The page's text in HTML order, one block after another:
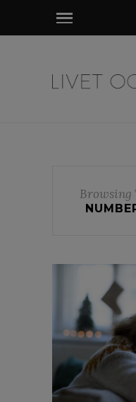
Browsing